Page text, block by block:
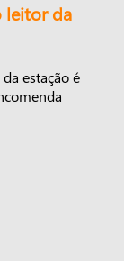
leitor da
estação é